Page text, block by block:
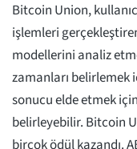
Bitcoin Union,
işlemleri
modellerini analiz
zamanları
sonucu elde etmek
belirleyebilir. Bitcoin